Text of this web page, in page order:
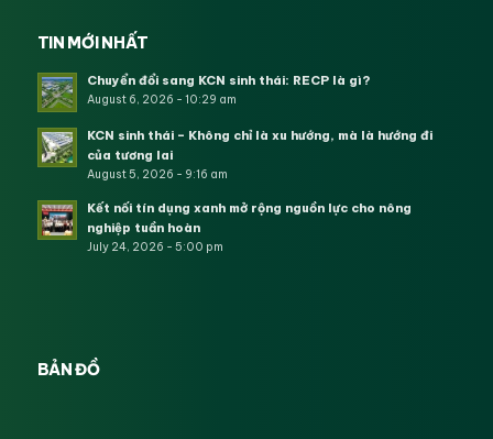
TIN MỚI NHẤT
Chuyển đổi sang KCN sinh thái: RECP là gì?
August 6, 2026 - 10:29 am
KCN sinh thái – Không chỉ là xu hướng, mà là hướng đi
của tương lai
August 5, 2026 - 9:16 am
Kết nối tín dụng xanh mở rộng nguồn lực cho nông
nghiệp tuần hoàn
July 24, 2026 - 5:00 pm
BẢN ĐỒ